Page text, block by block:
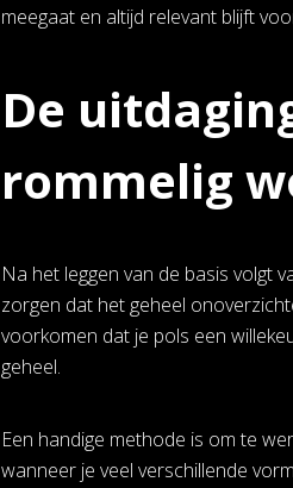
meegaat en altijd relevant blijft
De
rommelig
Na het leggen van de basis volgt
zorgen dat het geheel
voorkomen dat je pols een
geheel.
Een handige methode is om te
wanneer je veel verschillende